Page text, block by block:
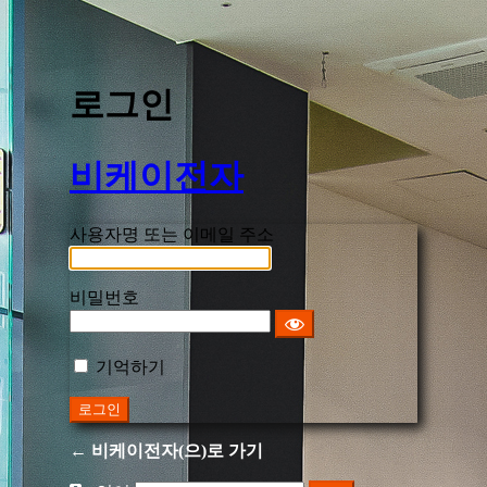
로그인
비케이전자
사용자명 또는 이메일 주소
비밀번호
기억하기
← 비케이전자(으)로 가기